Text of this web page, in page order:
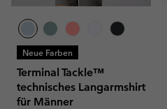
Neue Farben
Terminal Tackle™
technisches Langarmshirt
für Männer